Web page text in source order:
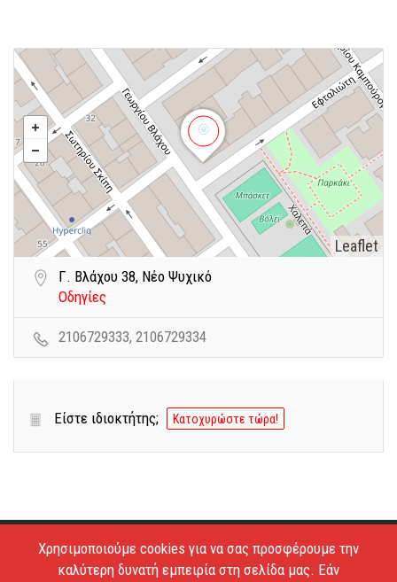
Leaflet
Γ. Βλάχου 38, Νέο Ψυχικό
Οδηγίες
2106729333, 2106729334
Είστε ιδιοκτήτης; Κατοχυρώστε τώρα!
Copyright © 2026 - Estiatoria. All Rights Reserved.
Χρησιμοποιούμε cookies για να σας προσφέρουμε την
καλύτερη δυνατή εμπειρία στη σελίδα μας. Εάν